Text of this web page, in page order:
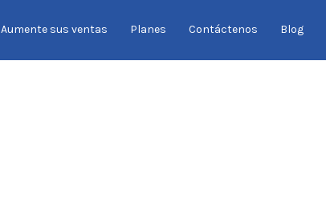
Aumente sus ventas Planes Contáctenos Blog
por: